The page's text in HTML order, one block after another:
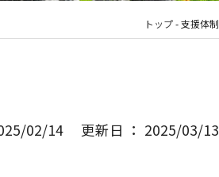
トップ-支援体制
02/14 更新日 ： 2025/03/13